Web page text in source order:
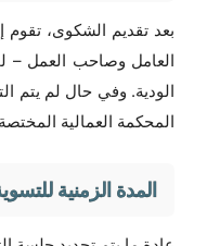
بعد تقديم الشكوى، تقوم
العامل وصاحب العمل –
الودية. وفي حال لم يتم
المحكمة العمالية
المدة الزمنية